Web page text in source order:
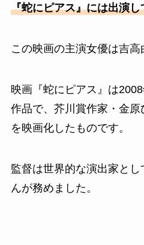
『蛇にピアス』には出演し
この映画の主演女優は吉高
映画『蛇にピアス』は
作品で、芥川賞作家・金
を映画化したものです。
監督は世界的な演出家と
んが務めました。